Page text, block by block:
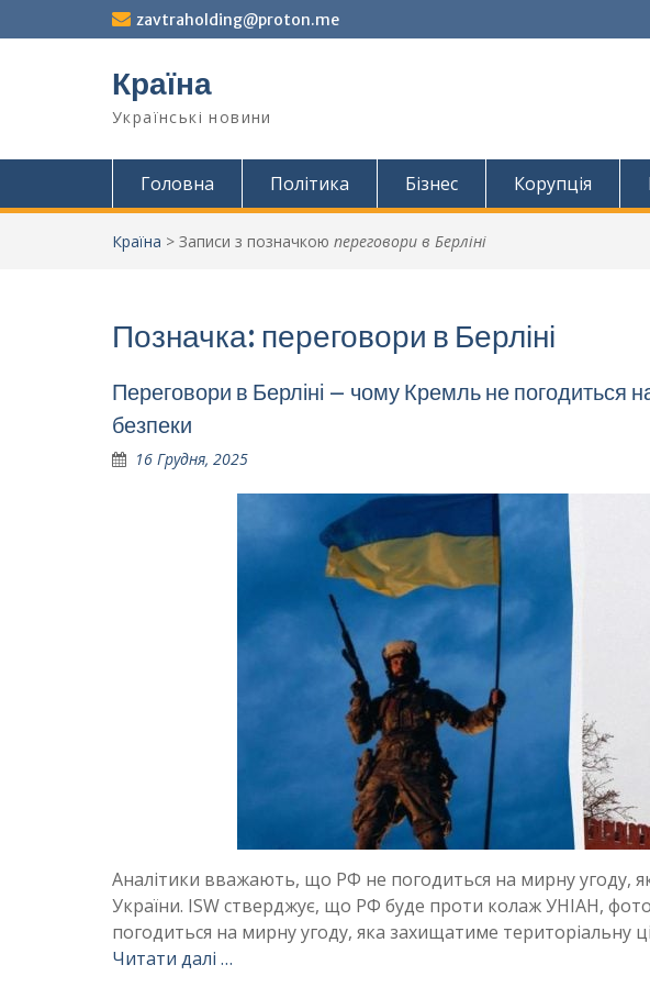
до
zavtraholding@proton.me
Країна
Українські новини
Головна Політика Бізнес Корупція
Країна > Записи з позначкою переговори в Берліні
Позначка: переговори в Берліні
Переговори в Берліні – чому Кремль не погодиться на
безпеки
16 Грудня, 2025
Аналітики вважають, що РФ не погодиться на мирну угоду,
України. ISW стверджує, що РФ буде проти колаж УНІАН,
погодиться на мирну угоду, яка захищатиме територіальну
Читати далі …